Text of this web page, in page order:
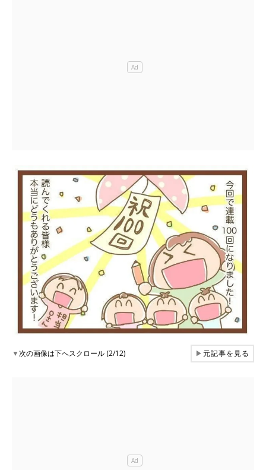
▼次の画像は下へスクロール (2/12) ▶元記事を見る